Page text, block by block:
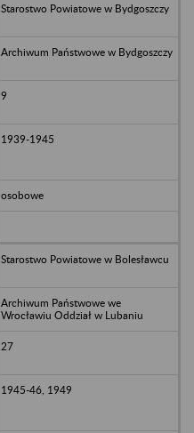
Starostwo Powiatowe w Bydgoszczy
Archiwum Państwowe w Bydgoszczy
9
1939-1945
osobowe
Starostwo Powiatowe w Bolesławcu
Archiwum Państwowe we
Wrocławiu Oddział w Lubaniu
27
1945-46, 1949